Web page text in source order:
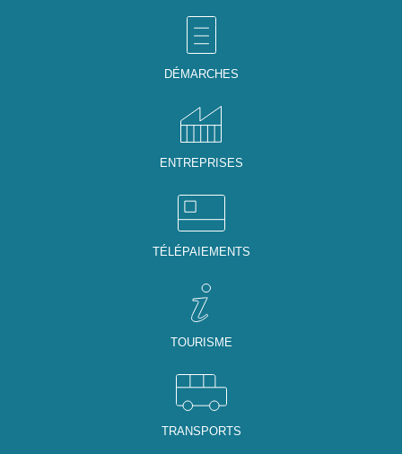
DÉMARCHES
ENTREPRISES
TÉLÉPAIEMENTS
TOURISME
TRANSPORTS